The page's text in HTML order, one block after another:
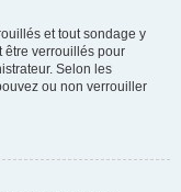
et tout sondage y
être verrouillés pour
Selon les
ou non verrouiller